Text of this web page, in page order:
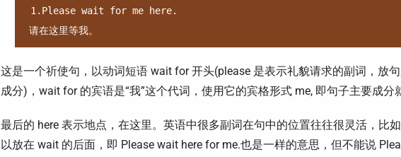
1.Please wait for me here.
这是一个祈使句，以动词短语 wait for 开头(please 是表示礼貌请求的副词，放
成分)，wait for 的宾语是“我”这个代词，使用它的宾格形式 me, 即句子主要成分
最后的 here 表示地点，在这里。英语中很多副词在句中的位置往往很灵活，比
以放在 wait 的后面，即 Please wait here for me.也是一样的意思，但不能说